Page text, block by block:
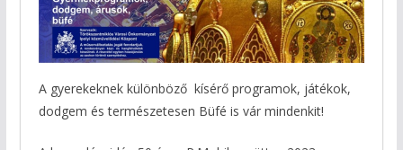
A gyerekeknek különböző kísérő programok, játékok,
dodgem és természetesen Büfé is vár mindenkit!